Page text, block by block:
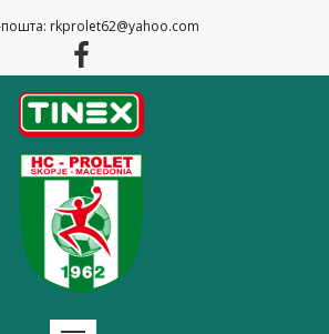
пошта: rkprolet62@yahoo.com